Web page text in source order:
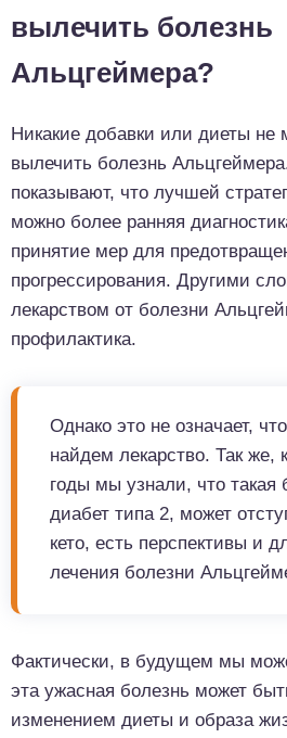
вылечить болезнь
Альцгеймера?
Никакие добавки или диеты не
вылечить болезнь
показывают, что лучшей
можно более ранняя
принятие мер для
прогрессирования. Другими
лекарством от болезни
профилактика.
Однако это не означает,
найдем лекарство. Так же,
годы мы узнали, что такая
диабет типа 2, может
кето, есть перспективы и
лечения болезни
Фактически, в будущем мы
эта ужасная болезнь может
изменением диеты и образа